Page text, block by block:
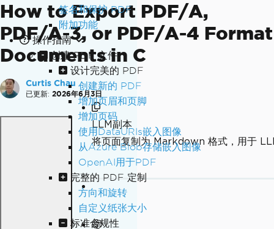
签名和保护 PDF
附加功能
操作指南
创建 PDF 文件
设计完美的 PDF
创建新的 PDF
增加页眉和页脚
增加页码
使用DataURIs嵌入图像
从Azure Blob存储嵌入图像
OpenAI用于PDF
完整的 PDF 定制
方向和旋转
自定义纸张大小
标准合规性
How to Export PDF/A,
PDF/A-3, or PDF/A-4 Format
Documents in C
Curtis Chau
已更新: 2026年6月3日
LLM副本
将页面复制为 Markdown 格式，用于